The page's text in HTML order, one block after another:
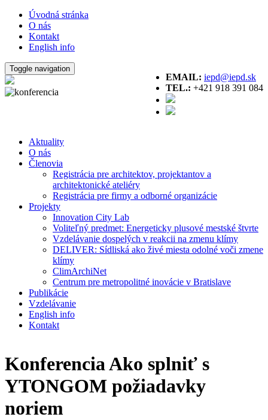
Úvodná stránka
O nás
Kontakt
English info
EMAIL: iepd@iepd.sk
TEL.: +421 918 391 084
Toggle navigation
Aktuality
O nás
Členovia
Registrácia pre architektov, projektantov a
architektonické ateliéry
Registrácia pre firmy a odborné organizácie
Projekty
Innovation City Lab
Voliteľný predmet: Energeticky plusové mestské štvrte
Vzdelávanie dospelých v reakcii na zmenu klímy
DELIVER: Sídliská ako živé miesta odolné voči zmene
klímy
ClimArchiNet
Centrum pre metropolitné inovácie v Bratislave
Publikácie
Vzdelávanie
English info
Kontakt
Konferencia Ako splniť s
YTONGOM požiadavky
noriem